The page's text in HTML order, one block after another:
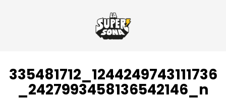
335481712_1244249743111736
_2427993458136542146_n